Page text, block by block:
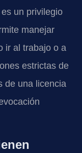
un privilegio
manejar
ir al trabajo o a
estrictas de
de una licencia